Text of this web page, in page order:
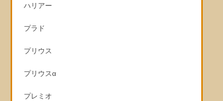
ハリアー
プラド
プリウス
プリウスα
プレミオ